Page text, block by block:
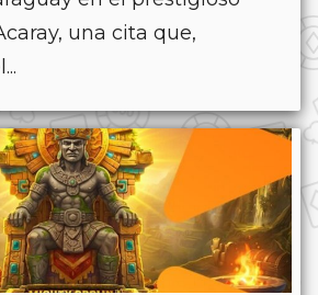
una cita que,